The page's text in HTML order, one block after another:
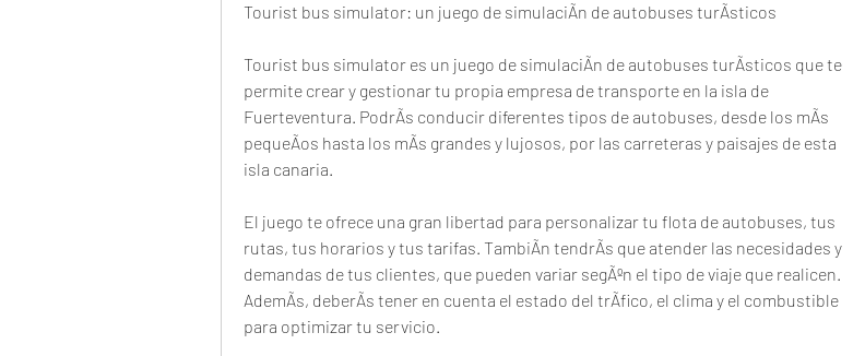
Tourist bus simulator: un juego de simulaciÃn de autobuses turÃsticos
Tourist bus simulator es un juego de simulaciÃn de autobuses turÃsticos que te
permite crear y gestionar tu propia empresa de transporte en la isla de
Fuerteventura. PodrÃs conducir diferentes tipos de autobuses, desde los mÃs
pequeÃos hasta los mÃs grandes y lujosos, por las carreteras y paisajes de esta
isla canaria.
El juego te ofrece una gran libertad para personalizar tu flota de autobuses, tus
rutas, tus horarios y tus tarifas. TambiÃn tendrÃs que atender las necesidades y
demandas de tus clientes, que pueden variar segÃºn el tipo de viaje que realicen.
AdemÃs, deberÃs tener en cuenta el estado del trÃfico, el clima y el combustible
para optimizar tu servicio.